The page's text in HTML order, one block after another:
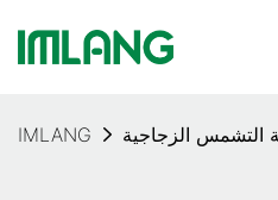
IMLANG التشمس الزجاجية